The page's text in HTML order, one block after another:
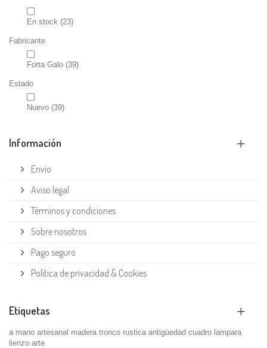
En stock (23)
Fabricante
Forta Galo (39)
Estado
Nuevo (39)
Información
Envío
Aviso legal
Términos y condiciones
Sobre nosotros
Pago seguro
Política de privacidad & Cookies
Etiquetas
a mano artesanal madera tronco rustica antigüedad cuadro lampara
lienzo arte